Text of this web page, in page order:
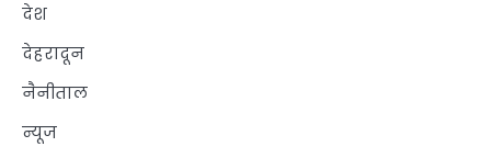
देश
देहरादून
नैनीताल
न्यूज